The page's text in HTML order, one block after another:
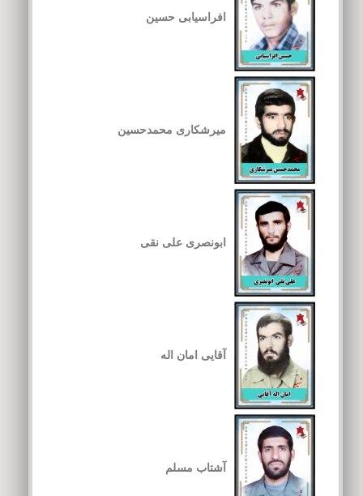
افراسیابی حسین
میرشکاری محمدحسین
ابونصری علی نقی
آقایی امان اله
آشتاب مسلم